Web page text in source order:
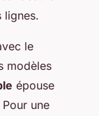
lignes.
le
modèles
épouse
une